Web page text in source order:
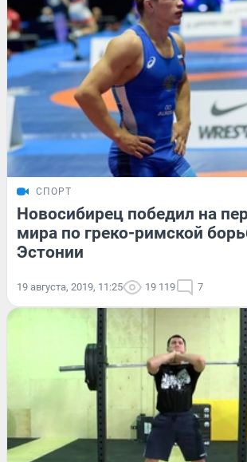
СПОРТ
Новосибирец победил на
мира по греко-римской
Эстонии
19 августа, 2019, 11:25 19 119 7